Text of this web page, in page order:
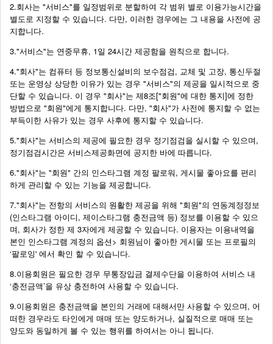
2.회사는 "서비스"를 일정범위로 분할하여 각 범위 별로 이용가능시간을
별도로 지정할 수 있습니다. 다만, 이러한 경우에는 그 내용을 사전에 공
지합니다.
3."서비스"는 연중무휴, 1일 24시간 제공함을 원칙으로 합니다.
4."회사"는 컴퓨터 등 정보통신설비의 보수점검, 교체 및 고장, 통신두절
또는 운영상 상당한 이유가 있는 경우 "서비스"의 제공을 일시적으로 중
단할 수 있습니다. 이 경우 "회사"는 제8조["회원"에 대한 통지]에 정한
방법으로 "회원"에게 통지합니다. 다만, "회사"가 사전에 통지할 수 없는
부득이한 사유가 있는 경우 사후에 통지할 수 있습니다.
5."회사"는 서비스의 제공에 필요한 경우 정기점검을 실시할 수 있으며,
정기점검시간은 서비스제공화면에 공지한 바에 따릅니다.
6."회사"는 "회원" 간의 인스타그램 계정 팔로워, 게시물 좋아요를 편리
하게 관리할 수 있는 기능을 제공합니다.
7."회사"는 전항의 서비스의 원활한 제공을 위해 "회원"의 연동계정정보
(인스타그램 아이디, 제이스타그램 충전금액 등) 정보를 이용할 수 있으
며, 회사가 정한 제 3자에게 제공할 수 있습니다. 이용자는 이용내역을
본인 인스타그램 계정의 옵션> 회원님이 좋아한 게시물 또는 프로필의
‘팔로잉' 에서 확인 할 수 있습니다.
8.이용회원은 필요한 경우 무통장입금 결제수단을 이용하여 서비스 내
‘충전금액’을 유상 충전하여 사용할 수 있습니다.
9.이용회원은 충전금액을 본인의 거래에 대해서만 사용할 수 있으며, 어
떠한 경우라도 타인에게 매매 또는 양도하거나, 실질적으로 매매 또는
양도와 동일하게 볼 수 있는 행위를 하여서는 아니 됩니다.